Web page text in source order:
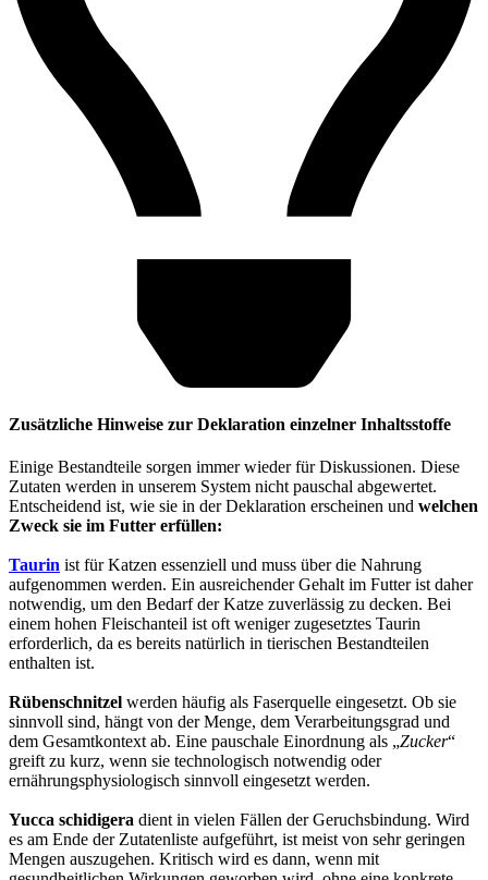
Zusätzliche Hinweise zur Deklaration einzelner Inhaltsstoffe
Einige Bestandteile sorgen immer wieder für Diskussionen. Diese
Zutaten werden in unserem System nicht pauschal abgewertet.
Entscheidend ist, wie sie in der Deklaration erscheinen und welchen
Zweck sie im Futter erfüllen:
Taurin ist für Katzen essenziell und muss über die Nahrung
aufgenommen werden. Ein ausreichender Gehalt im Futter ist daher
notwendig, um den Bedarf der Katze zuverlässig zu decken. Bei
einem hohen Fleischanteil ist oft weniger zugesetztes Taurin
erforderlich, da es bereits natürlich in tierischen Bestandteilen
enthalten ist.
Rübenschnitzel werden häufig als Faserquelle eingesetzt. Ob sie
sinnvoll sind, hängt von der Menge, dem Verarbeitungsgrad und
dem Gesamtkontext ab. Eine pauschale Einordnung als „Zucker“
greift zu kurz, wenn sie technologisch notwendig oder
ernährungsphysiologisch sinnvoll eingesetzt werden.
Yucca schidigera dient in vielen Fällen der Geruchsbindung. Wird
es am Ende der Zutatenliste aufgeführt, ist meist von sehr geringen
Mengen auszugehen. Kritisch wird es dann, wenn mit